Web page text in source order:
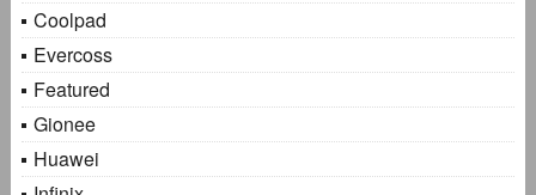
Coolpad
Evercoss
Featured
Gionee
Huawei